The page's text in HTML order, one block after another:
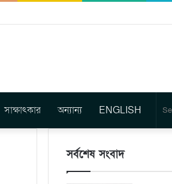
সাক্ষাৎকার অন্যান্য ENGLISH
সর্বশেষ সংবাদ